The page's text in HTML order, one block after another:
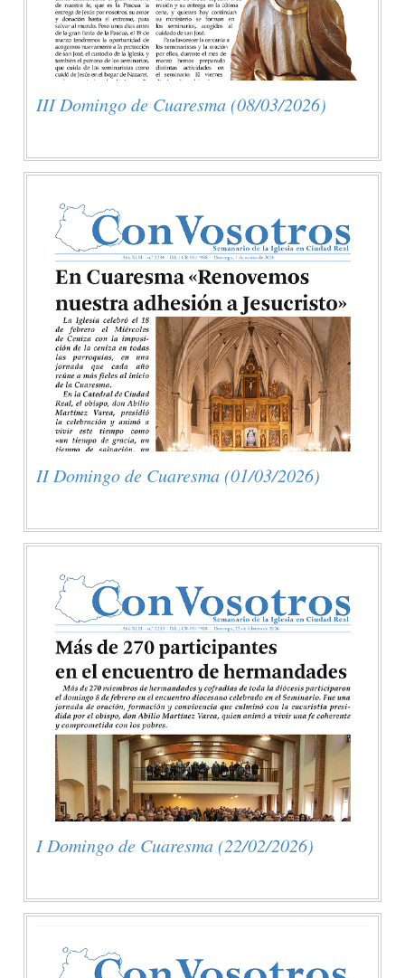
III Domingo de Cuaresma (08/03/2026)
II Domingo de Cuaresma (01/03/2026)
I Domingo de Cuaresma (22/02/2026)